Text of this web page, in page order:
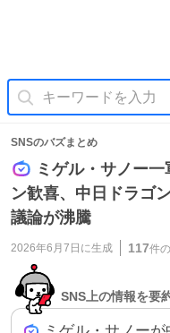
SNSのバズまとめ
ミゲル・サノー
ン歓喜、中日ドラゴ
議論が沸騰
2026年6月7日 に生成 117件
SNS上の情報を要